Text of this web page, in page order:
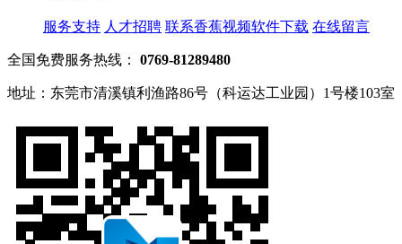
服务支持 人才招聘 联系香蕉视频软件下载 在线留言
全国免费服务热线： 0769-81289480
地址：东莞市清溪镇利渔路86号（科运达工业园）1号楼103室